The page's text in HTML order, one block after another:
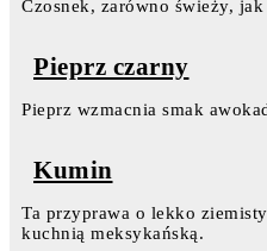
Czosnek, zarówno świeży,
Pieprz czarny
Pieprz wzmacnia smak
Kumin
Ta przyprawa o lekko
kuchnią meksykańską.